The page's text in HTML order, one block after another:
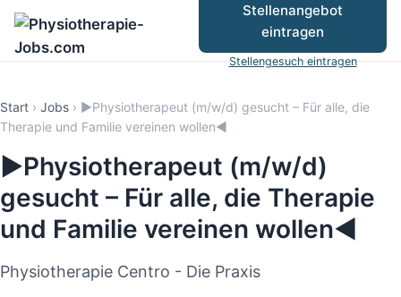
Stellenangebot
eintragen
Stellengesuch eintragen
Start › Jobs › ▶️Physiotherapeut (m/w/d) gesucht – Für alle, die
Therapie und Familie vereinen wollen◀️
▶️Physiotherapeut (m/w/d)
gesucht – Für alle, die Therapie
und Familie vereinen wollen◀️
Physiotherapie Centro - Die Praxis